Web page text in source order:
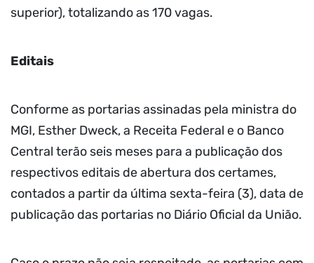
superior), totalizando as 170 vagas.
Editais
Conforme as portarias assinadas pela ministra do
MGI, Esther Dweck, a Receita Federal e o Banco
Central terão seis meses para a publicação dos
respectivos editais de abertura dos certames,
contados a partir da última sexta-feira (3), data de
publicação das portarias no Diário Oficial da União.